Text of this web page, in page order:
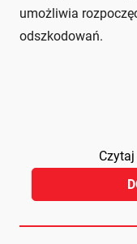
umożliwia
odszkodowań.